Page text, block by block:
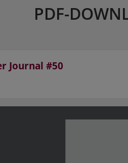
PDF-
Journal #50